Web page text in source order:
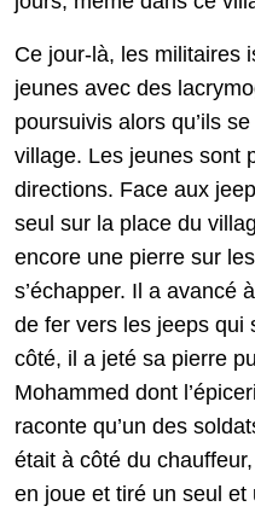
Ce jour-là, les militaires
jeunes avec des
poursuivis alors qu’ils
village. Les jeunes sont
directions. Face aux
seul sur la place du
encore une pierre sur
s’échapper. Il a avancé
de fer vers les jeeps qui
côté, il a jeté sa pierre
Mohammed dont
raconte qu’un des
était à côté du
en joue et tiré un seul et